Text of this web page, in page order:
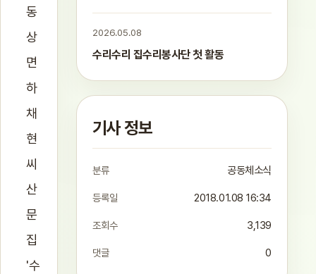
동
상
면
하
채
현
씨
산
문
집
'수
2026.05.08
수리수리 집수리봉사단 첫 활동
기사 정보
분류 공동체소식
등록일 2018.01.08 16:34
조회수 3,139
댓글 0